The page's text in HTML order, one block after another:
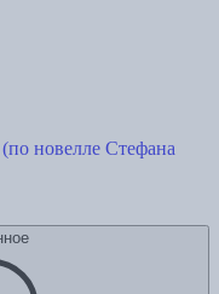
новелле Стефана